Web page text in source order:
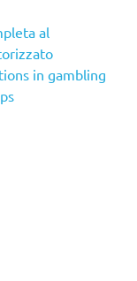
al
in gambling